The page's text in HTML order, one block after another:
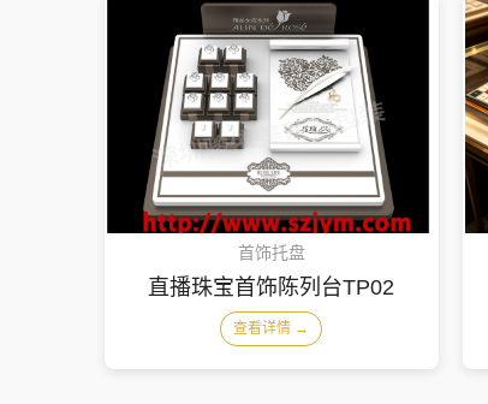
首饰托盘
直播珠宝首饰陈列台TP02
查看详情 →